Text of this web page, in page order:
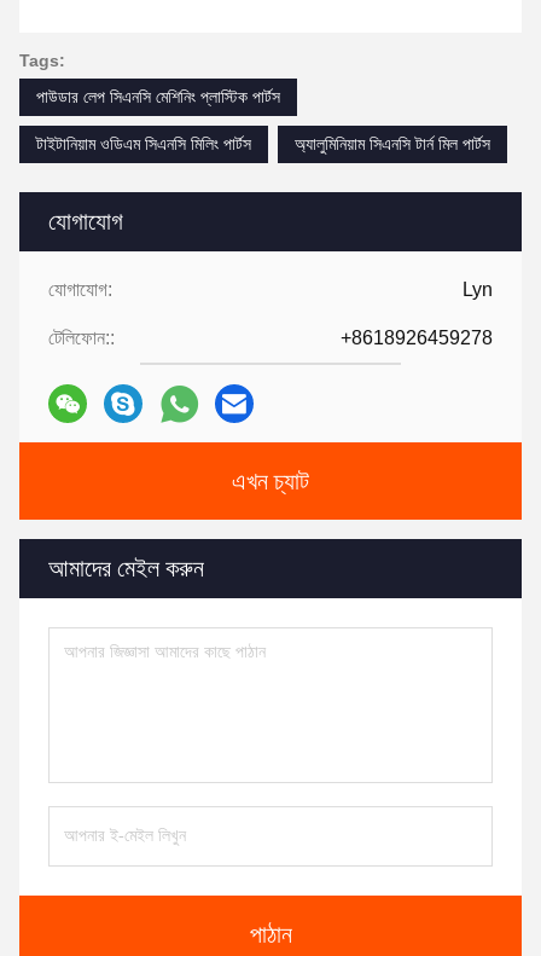
যোগাযোগ
যোগাযোগ: Lyn
টেলিফোন:: +8618926459278
এখন চ্যাট
আমাদের মেইল করুন
পাঠান
Tags:
পাউডার লেপ সিএনসি মেশিনিং প্লাস্টিক পার্টস
টাইটানিয়াম ওডিএম সিএনসি মিলিং পার্টস অ্যালুমিনিয়াম সিএনসি টার্ন মিল পার্টস